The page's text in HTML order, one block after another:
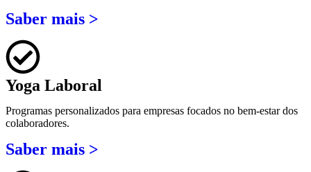
Saber mais >
Yoga Laboral
Programas personalizados para empresas focados no bem-estar dos
colaboradores.
Saber mais >